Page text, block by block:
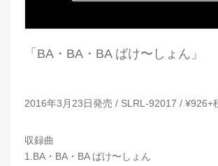
「BA・BA・BA ばけ〜しょん」
2016年3月23日発売 / SLRL-92017 / ¥926+
収録曲
1.BA・BA・BA ばけ〜しょん